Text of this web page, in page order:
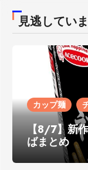
見逃してい
カップ麺
【8/7】新
ばまとめ